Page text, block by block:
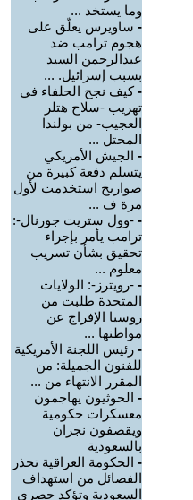
وما يستخد ...
- ساويرس يعلّق على
هجوم ترامب ضد
عبدالرحمن السيد
بسبب إسرائيل. ...
-كيف نجح الحلفاء في
تهريب -سلاح هتلر
العجيب- من بولندا
المحتل ...
- الجيش الأمريكي
يتسلم دفعة كبيرة من
صواريخ استخدمت لأول
مرة ف ...
- -وول ستريت جورنال-:
ترامب يأمر بإجراء
تحقيق بشأن تسريب
معلوم ...
- -رويترز-: الولايات
المتحدة طلبت من
روسيا الإفراج عن
مواطنها ...
- رئيس اللجنة الأمريكية
للفنون الجميلة: من
المقرر الانتهاء من ...
- الحوثيون يهاجمون
معسكرات حكومية
ويقصفون نجران
بالسعودية
- الحكومة العراقية تحذر
الفصائل من استهداف
السعودية وتؤكد حصري